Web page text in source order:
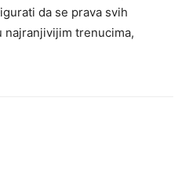
da se prava svih
najranjivijim trenucima,